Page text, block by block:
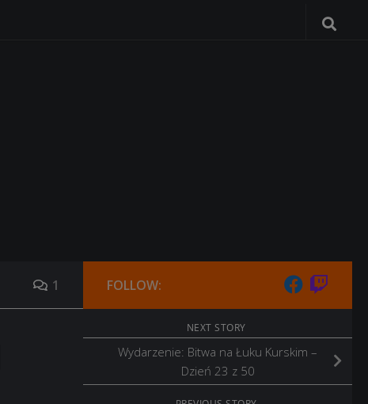
1 FOLLOW:
NEXT STORY
Wydarzenie: Bitwa na Łuku Kurskim –
Dzień 23 z 50